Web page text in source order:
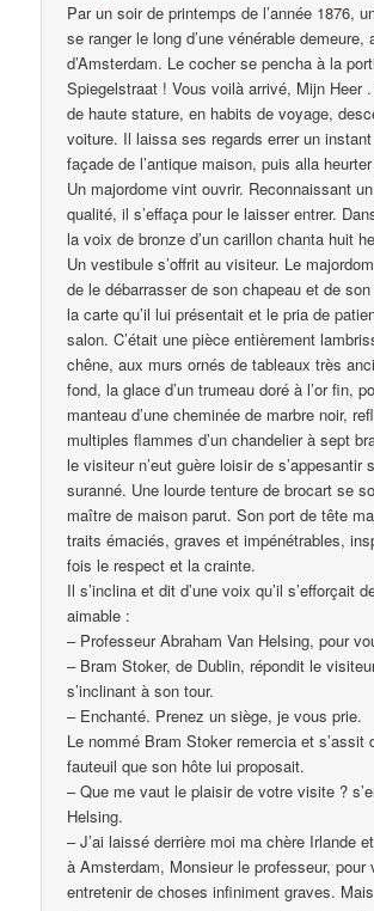
Par un soir de printemps de l’année 1876,
se ranger le long d’une vénérable
d’Amsterdam. Le cocher se pencha à la
Spiegelstraat ! Vous voilà arrivé, Mijn Heer .
de haute stature, en habits de voyage,
voiture. Il laissa ses regards errer un
façade de l’antique maison, puis alla
Un majordome vint ouvrir. Reconnaissant
qualité, il s’effaça pour le laisser entrer.
la voix de bronze d’un carillon chanta huit
Un vestibule s’offrit au visiteur. Le
de le débarrasser de son chapeau et de
la carte qu’il lui présentait et le pria de
salon. C’était une pièce entièrement
chêne, aux murs ornés de tableaux très
fond, la glace d’un trumeau doré à l’or fin,
manteau d’une cheminée de marbre noir,
multiples flammes d’un chandelier à sept
le visiteur n’eut guère loisir de s’appesantir
suranné. Une lourde tenture de brocart se
maître de maison parut. Son port de tête
traits émaciés, graves et impénétrables,
fois le respect et la crainte.
Il s’inclina et dit d’une voix qu’il s’efforçait
aimable :
– Professeur Abraham Van Helsing, pour
– Bram Stoker, de Dublin, répondit le
s’inclinant à son tour.
– Enchanté. Prenez un siège, je vous prie.
Le nommé Bram Stoker remercia et s’assit
fauteuil que son hôte lui proposait.
– Que me vaut le plaisir de votre visite ?
Helsing.
– J’ai laissé derrière moi ma chère Irlande
à Amsterdam, Monsieur le professeur, pour
entretenir de choses infiniment graves.